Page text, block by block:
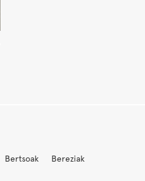
Bertsoak
Bereziak